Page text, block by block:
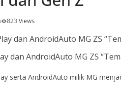
823 Views
dan AndroidAuto MG ZS
serta AndroidAuto milik MG